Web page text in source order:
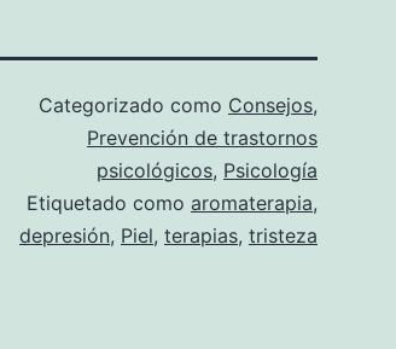
Categorizado como Consejos,
Prevención de trastornos
psicológicos, Psicología
Etiquetado como aromaterapia,
depresión, Piel, terapias, tristeza